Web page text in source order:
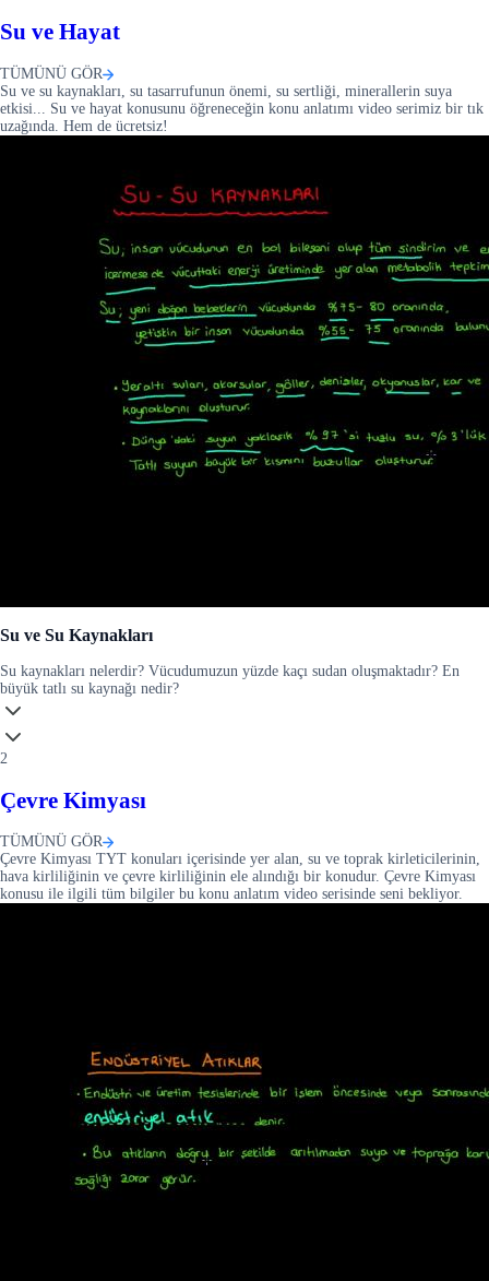
Su ve Hayat
TÜMÜNÜ GÖR
Su ve su kaynakları, su tasarrufunun önemi, su sertliği, minerallerin suya
etkisi... Su ve hayat konusunu öğreneceğin konu anlatımı video serimiz bir tık
uzağında. Hem de ücretsiz!
Su ve Su Kaynakları
Su kaynakları nelerdir? Vücudumuzun yüzde kaçı sudan oluşmaktadır? En
büyük tatlı su kaynağı nedir?
2
Çevre Kimyası
TÜMÜNÜ GÖR
Çevre Kimyası TYT konuları içerisinde yer alan, su ve toprak kirleticilerinin,
hava kirliliğinin ve çevre kirliliğinin ele alındığı bir konudur. Çevre Kimyası
konusu ile ilgili tüm bilgiler bu konu anlatım video serisinde seni bekliyor.